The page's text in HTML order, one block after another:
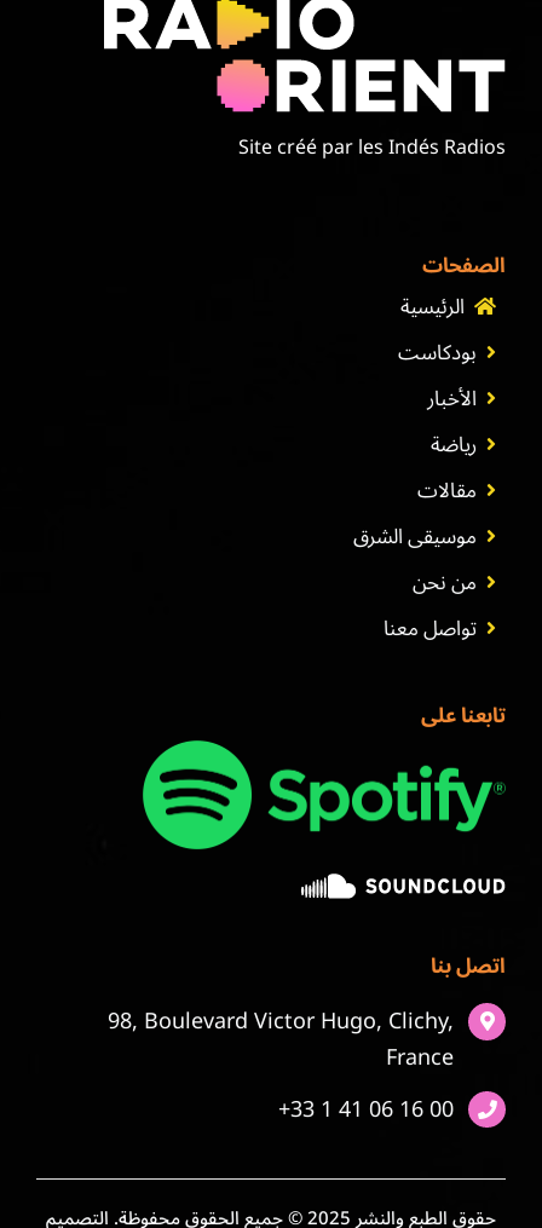
Site créé par les Indés Radios
الصفحات
الرئيسية
بودكاست
الأخبار
رياضة
مقالات
موسيقى الشرق
من نحن
تواصل معنا
تابعنا على
اتصل بنا
98, Boulevard Victor Hugo, Clichy,
France
+33 1 41 06 16 00
حقوق الطبع والنشر 2025 © جميع الحقوق محفوظة. التصميم